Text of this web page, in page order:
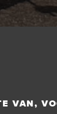
VAN,